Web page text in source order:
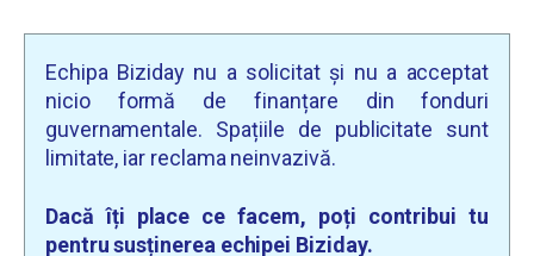
Echipa Biziday nu a solicitat și nu a acceptat
nicio formă de finanțare din fonduri
guvernamentale. Spațiile de publicitate sunt
limitate, iar reclama neinvazivă.
Dacă îți place ce facem, poți contribui tu
pentru susținerea echipei Biziday.